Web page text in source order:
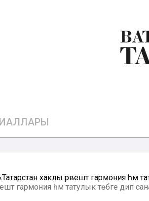
хаклы рәвештә гармония һәм
гармония һәм татулык төбәге дип